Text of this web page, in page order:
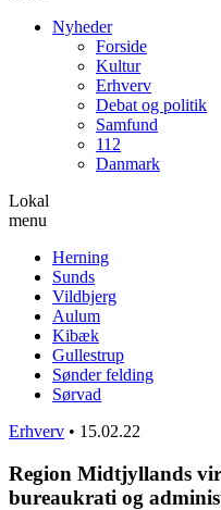
Nyheder
Forside
Kultur
Erhverv
Debat og politik
Samfund
112
Danmark
Lokal
menu
Herning
Sunds
Vildbjerg
Aulum
Kibæk
Gullestrup
Sønder felding
Sørvad
Erhverv • 15.02.22
Region Midtjyllands
bureaukrati og